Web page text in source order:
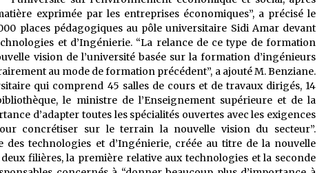
exprimée par les entreprises économiques”, a précisé le
places pédagogiques au pôle universitaire Sidi Amar devant
et d’Ingénierie. “La relance de ce type de formation
vision de l’université basée sur la formation d’ingénieurs
au mode de formation précédent”, a ajouté M. Benziane.
qui comprend 45 salles de cours et de travaux dirigés, 14
le ministre de l’Enseignement supérieure et de la
d’adapter toutes les spécialités ouvertes avec les exigences
concrétiser sur le terrain la nouvelle vision du secteur”.
des technologies et d’Ingénierie, créée au titre de la nouvelle
filières, la première relative aux technologies et la seconde